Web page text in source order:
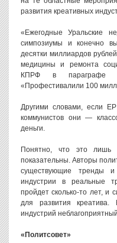
развития креативных
«Ежегодные Уральские
симпозиумы и конечно
десятки миллиардов
медицины и ремонта
КПРФ в параграфе
«Профестивалили 100
Другими словами, если
коммунистов они —
деньги.
Понятно, что это лишь
показательны. Авторы
существующие тренды
индустрии в реальные
пройдет сколько-то лет, и
для развития
индустрий
«Политсовет»